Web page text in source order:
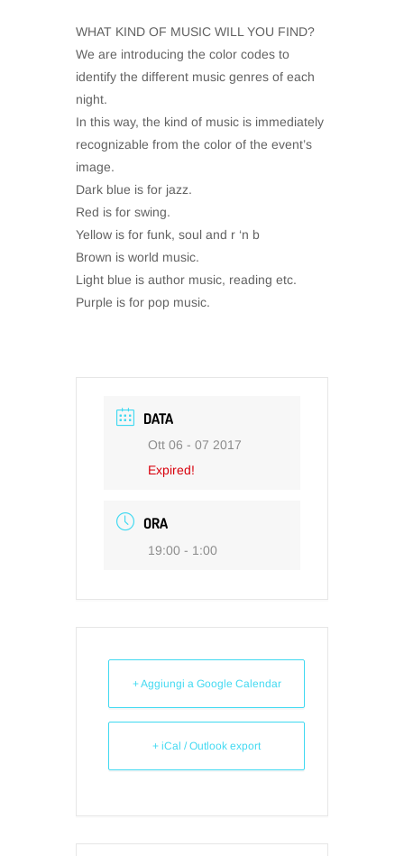
WHAT KIND OF MUSIC WILL YOU FIND?
We are introducing the color codes to
identify the different music genres of each
night.
In this way, the kind of music is immediately
recognizable from the color of the event’s
image.
Dark blue is for jazz.
Red is for swing.
Yellow is for funk, soul and r ‘n b
Brown is world music.
Light blue is author music, reading etc.
Purple is for pop music.
DATA
Ott 06 - 07 2017
Expired!
ORA
19:00 - 1:00
+ Aggiungi a Google Calendar
+ iCal / Outlook export